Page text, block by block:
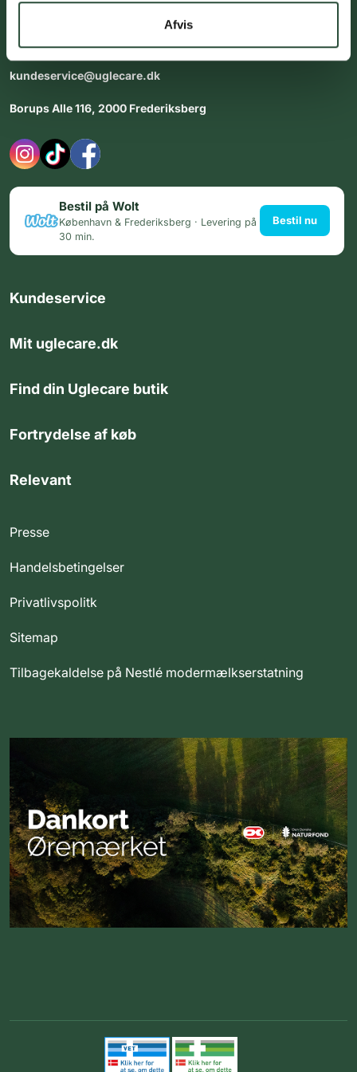
Afvis
Åbningstider i butikken:
kundeservice@uglecare.dk
Borups Alle 116, 2000 Frederiksberg
Bestil på Wolt
København & Frederiksberg · Levering på
30 min.
Bestil nu
Kundeservice
Mit uglecare.dk
Find din Uglecare butik
Fortrydelse af køb
Relevant
Presse
Handelsbetingelser
Privatlivspolitk
Sitemap
Tilbagekaldelse på Nestlé modermælkserstatning